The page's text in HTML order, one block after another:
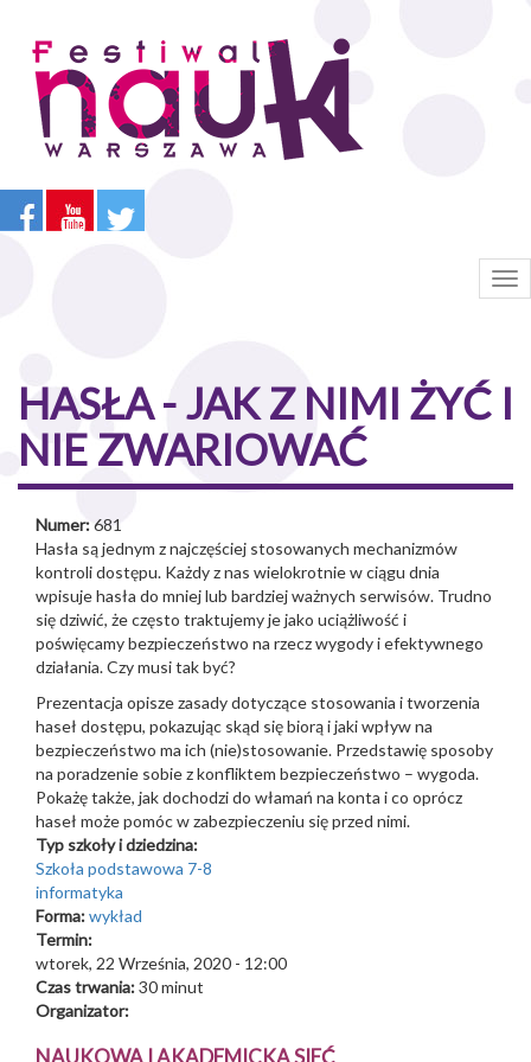
treści
HASŁA - JAK Z NIMI ŻYĆ I
NIE ZWARIOWAĆ
Numer:681
Hasła są jednym z najczęściej stosowanych mechanizmów
kontroli dostępu. Każdy z nas wielokrotnie w ciągu dnia
wpisuje hasła do mniej lub bardziej ważnych serwisów. Trudno
się dziwić, że często traktujemy je jako uciążliwość i
poświęcamy bezpieczeństwo na rzecz wygody i efektywnego
działania. Czy musi tak być?
Prezentacja opisze zasady dotyczące stosowania i tworzenia
haseł dostępu, pokazując skąd się biorą i jaki wpływ na
bezpieczeństwo ma ich (nie)stosowanie. Przedstawię sposoby
na poradzenie sobie z konfliktem bezpieczeństwo – wygoda.
Pokażę także, jak dochodzi do włamań na konta i co oprócz
haseł może pomóc w zabezpieczeniu się przed nimi.
Typ szkoły i dziedzina:
Szkoła podstawowa 7-8
informatyka
Forma:wykład
Termin:
wtorek, 22 Września, 2020 - 12:00
Czas trwania:30 minut
Organizator:
NAUKOWA I AKADEMICKA SIEĆ